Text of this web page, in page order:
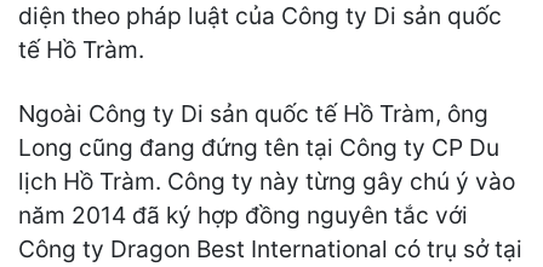
diện theo pháp luật của Công ty Di sản quốc
tế Hồ Tràm.
Ngoài Công ty Di sản quốc tế Hồ Tràm, ông
Long cũng đang đứng tên tại Công ty CP Du
lịch Hồ Tràm. Công ty này từng gây chú ý vào
năm 2014 đã ký hợp đồng nguyên tắc với
Công ty Dragon Best International có trụ sở tại